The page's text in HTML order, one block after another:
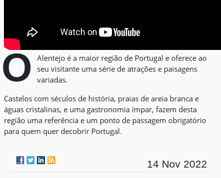
O
Alentejo é a maior região de Portugal e oferece ao
seu visitante uma série de atrações e paisagens
variadas.
Castelos com séculos de história, praias de areia branca e
águas cristalinas, e uma gastronomia ímpar, fazem desta
região uma referência e um ponto de passagem obrigatório
para quem quer decobrir Portugal.
14 Nov 2022